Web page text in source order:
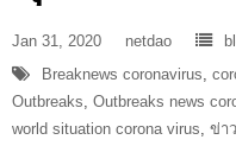
Jan 31, 2020 netdao
Breaknews coronavirus,
Outbreaks, Outbreaks news
world situation corona virus, ข่า